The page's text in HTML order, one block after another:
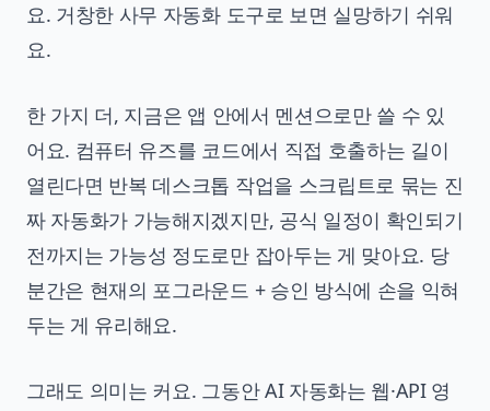
요. 거창한 사무 자동화 도구로 보면 실망하기 쉬워
요.
한 가지 더, 지금은 앱 안에서 멘션으로만 쓸 수 있
어요. 컴퓨터 유즈를 코드에서 직접 호출하는 길이
열린다면 반복 데스크톱 작업을 스크립트로 묶는 진
짜 자동화가 가능해지겠지만, 공식 일정이 확인되기
전까지는 가능성 정도로만 잡아두는 게 맞아요. 당
분간은 현재의 포그라운드 + 승인 방식에 손을 익혀
두는 게 유리해요.
그래도 의미는 커요. 그동안 AI 자동화는 웹·API 영